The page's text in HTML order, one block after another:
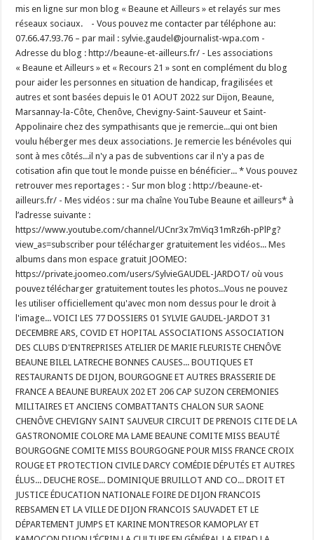
mis en ligne sur mon blog « Beaune et Ailleurs » et relayés sur mes
réseaux sociaux. - Vous pouvez me contacter par téléphone au:
07.66.47.93.76 – par mail : sylvie.gaudel@journalist-wpa.com -
Adresse du blog : http://beaune-et-ailleurs.fr/ - Les associations
« Beaune et Ailleurs » et « Recours 21 » sont en complément du blog
pour aider les personnes en situation de handicap, fragilisées et
autres et sont basées depuis le 01 AOUT 2022 sur Dijon, Beaune,
Marsannay-la-Côte, Chenôve, Chevigny-Saint-Sauveur et Saint-
Appolinaire chez des sympathisants que je remercie...qui ont bien
voulu héberger mes deux associations. Je remercie les bénévoles qui
sont à mes côtés...il n'y a pas de subventions car il n'y a pas de
cotisation afin que tout le monde puisse en bénéficier... * Vous pouvez
retrouver mes reportages : - Sur mon blog : http://beaune-et-
ailleurs.fr/ - Mes vidéos : sur ma chaîne YouTube Beaune et ailleurs* à
l’adresse suivante :
https://www.youtube.com/channel/UCnr3x7mViq31mRz6h-pPlPg?
view_as=subscriber pour télécharger gratuitement les vidéos... Mes
albums dans mon espace gratuit JOOMEO:
https://private.joomeo.com/users/SylvieGAUDEL-JARDOT/ où vous
pouvez télécharger gratuitement toutes les photos...Vous ne pouvez
les utiliser officiellement qu'avec mon nom dessus pour le droit à
l'image... VOICI LES 77 DOSSIERS 01 SYLVIE GAUDEL-JARDOT 31
DECEMBRE ARS, COVID ET HOPITAL ASSOCIATIONS ASSOCIATION
DES CLUBS D'ENTREPRISES ATELIER DE MARIE FLEURISTE CHENÔVE
BEAUNE BILEL LATRECHE BONNES CAUSES... BOUTIQUES ET
RESTAURANTS DE DIJON, BOURGOGNE ET AUTRES BRASSERIE DE
FRANCE A BEAUNE BUREAUX 202 ET 206 CAP SUZON CEREMONIES
MILITAIRES ET ANCIENS COMBATTANTS CHALON SUR SAONE
CHENÔVE CHEVIGNY SAINT SAUVEUR CIRCUIT DE PRENOIS CITE DE LA
GASTRONOMIE COLORE MA LAME BEAUNE COMITE MISS BEAUTÉ
BOURGOGNE COMITE MISS BOURGOGNE POUR MISS FRANCE CROIX
ROUGE ET PROTECTION CIVILE DARCY COMÉDIE DÉPUTÉS ET AUTRES
ÉLUS... DEUCHE ROSE... DOMINIQUE BRUILLOT AND CO... DROIT ET
JUSTICE ÉDUCATION NATIONALE FOIRE DE DIJON FRANCOIS
REBSAMEN ET LA VILLE DE DIJON FRANCOIS SAUVADET ET LE
DÉPARTEMENT JUMPS ET KARINE MONTRESOR KAMOPLAY ET